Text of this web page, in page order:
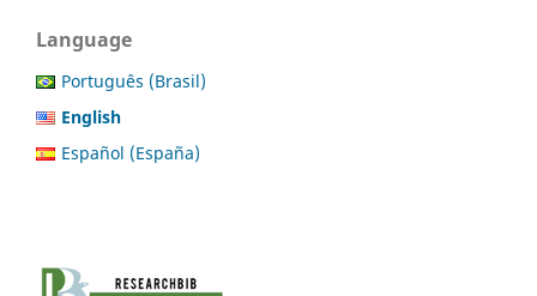
Language
Português (Brasil)
English
Español (España)